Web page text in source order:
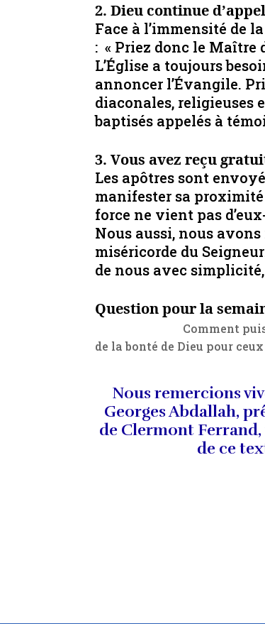
2. Dieu continue
Face à l’immensité de
: « Priez donc le Maître
L’Église a toujours
annoncer l’Évangile.
diaconales, religieuses
baptisés appelés à
3. Vous avez reçu
Les apôtres sont
manifester sa proximité
force ne vient pas
Nous aussi, nous
miséricorde du
de nous avec
Question pour la
Comment puis-je être,
de la bonté de Dieu pour
Nous remercions
Georges Abdallah,
de Clermont
de ce